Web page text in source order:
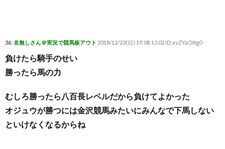
36: 名無しさん＠実況で競馬板アウト 2018/12/23(日) 19:08:13.02 ID:xvZYaOXg0
負けたら騎手のせい
勝ったら馬の力
むしろ勝ったら八百長レベルだから負けてよかった
オジュウが勝つには金沢競馬みたいにみんなで下馬しない
といけなくなるからね